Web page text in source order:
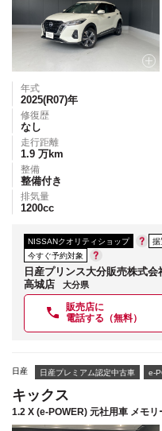
年式
2025(R07)年
修復歴
なし
走行距離
1.9 万km
整備
整備付き
排気量
1200cc
NISSANクオリティショップ
据
今すぐ予約対象
日産プリンス大分販売株式会
高城店
大分県
販売店に
電話する（無料）
日産 日産プレミアム認定中古車 e-
キックス
1.2 X (e-POWER) 元社用車 メモ